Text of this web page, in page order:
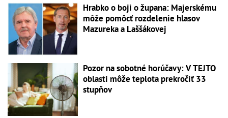
Hrabko o boji o župana: Majerskému
môže pomôcť rozdelenie hlasov
Mazureka a Laššákovej
Pozor na sobotné horúčavy: V TEJTO
oblasti môže teplota prekročiť 33
stupňov